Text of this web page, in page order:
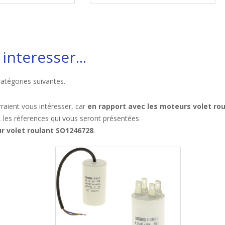
suivantes.
vous intéresser, car en rapport avec les moteurs volet
réferences qui vous seront présentées
roulant SO1246728.